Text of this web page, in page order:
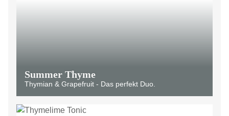
Summer Thyme
Thymian & Grapefruit - Das perfekt Duo.